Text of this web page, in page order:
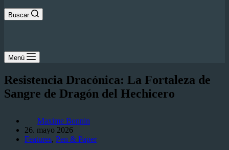
Buscar
Menú
Resistencia Dracónica: La Fortaleza de
Sangre de Dragón del Hechicero
Maxime Bonnin
26. mayo 2026
Features, Pen & Paper